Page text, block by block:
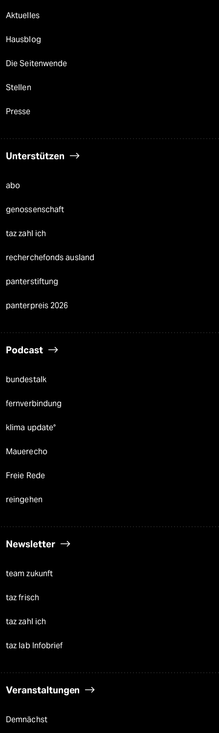
Aktuelles
Hausblog
Die Seitenwende
Stellen
Presse
Unterstützen
abo
genossenschaft
taz zahl ich
recherchefonds ausland
panterstiftung
panterpreis 2026
Podcast
bundestalk
fernverbindung
klima update°
Mauerecho
Freie Rede
reingehen
Newsletter
team zukunft
taz frisch
taz zahl ich
taz lab Infobrief
Veranstaltungen
Demnächst